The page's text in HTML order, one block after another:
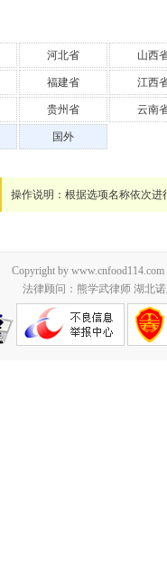
河北省 山西
福建省 江西
贵州省 云南
国外
操作说明：根据选项名称依次
Copyright by
法律顾问：熊学武律师 湖北